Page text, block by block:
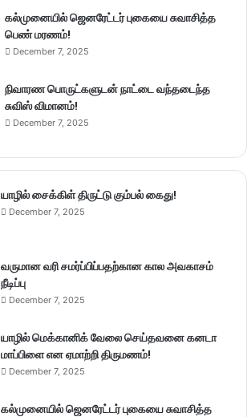
கல்முனையில் ஜெனரேட்டர் புகையை சுவாசித்த
பெண் மரணம்!
December 7, 2025
நிவாரண பொருட்களுடன் நாட்டை வந்தடைந்த
சுவிஸ் விமானம்!
December 7, 2025
யாழில் சைக்கிள் திருட்டு கும்பல் கைது!
December 7, 2025
வருமான வரி சமர்ப்பிப்பதற்கான கால அவகாசம்
நீடிப்பு
December 7, 2025
யாழில் மெக்கானிக் வேலை செய்தவனை கனடா
மாப்பிளை என ஏமாற்றி திருமணம்!
December 7, 2025
கல்முனையில் ஜெனரேட்டர் புகையை சுவாசித்த